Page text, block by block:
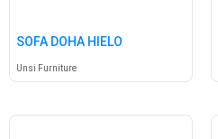
SOFA DOHA HIELO
Unsi Furniture